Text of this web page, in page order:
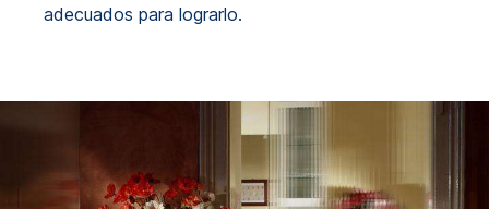
adecuados para lograrlo.